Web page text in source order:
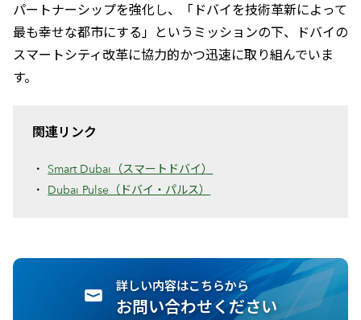
パートナーシップを強化し、「ドバイを技術革新によって
最も幸せな都市にする」というミッションの下、ドバイの
スマートシティ改革に協力的かつ迅速に取り組んでいま
す。
関連リンク
Smart Dubai（スマートドバイ）
Dubai Pulse（ドバイ・パルス）
詳しい内容はこちらから
お問い合わせください